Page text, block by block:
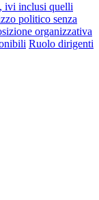
ivi inclusi quelli
politico senza
organizzativa
Ruolo dirigenti